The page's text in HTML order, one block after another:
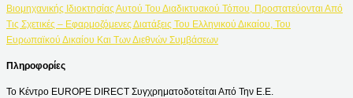
Βιομηχανικής Ιδιοκτησίας Αυτού Του Διαδικτυακού Τόπου, Προστατεύονται Από
Τις Σχετικές – Εφαρμοζόμενες Διατάξεις Του Ελληνικού Δικαίου, Του
Ευρωπαϊκού Δικαίου Και Των Διεθνών Συμβάσεων
Πληροφορίες
Το Κέντρο EUROPE DIRECT Συγχρηματοδοτείται Από Την Ε.Ε.